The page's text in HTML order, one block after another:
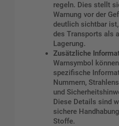
regeln. Dies stellt
Warnung vor der
deutlich sichtbar
des Transports als
Lagerung.
Zusätzliche
Warnsymbol
spezifische
Nummern,
und
Diese Details sind
sichere
Stoffe.